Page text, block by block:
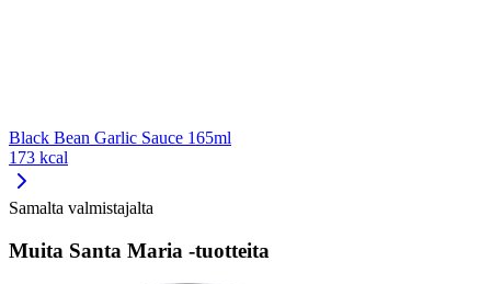
Black Bean Garlic Sauce 165ml
173 kcal
Samalta valmistajalta
Muita Santa Maria -tuotteita